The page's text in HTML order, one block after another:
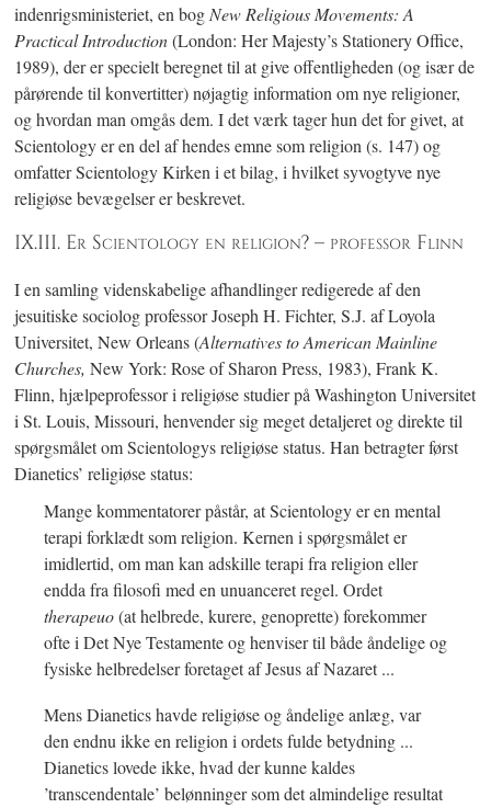
indenrigsministeriet, en bog New Religious Movements: A
Practical Introduction(London: Her Majesty’s Stationery Office,
1989), der er specielt beregnet til at give offentligheden (og især de
pårørende til konvertitter) nøjagtig information om nye religioner,
og hvordan man omgås dem. I det værk tager hun det for givet, at
Scientology er en del af hendes emne som religion (s. 147)og
omfatter Scientology Kirken i et bilag, i hvilket syvogtyve nye
religiøse bevægelser er beskrevet.
IX.III. Er Scientology en religion? – professor Flinn
I en samling videnskabelige afhandlinger redigerede af den
jesuitiske sociolog professor Joseph H. Fichter, S.J. af Loyola
Universitet, New Orleans (Alternatives to American Mainline
Churches, New York: Rose of Sharon Press, 1983), Frank K.
Flinn, hjælpeprofessor i religiøse studier på Washington Universitet
i St. Louis, Missouri, henvender sig meget detaljeret og direkte til
spørgsmålet om Scientologys religiøse status. Han betragter først
Dianetics’ religiøse status:
Mange kommentatorer påstår, at Scientology er en mental
terapi forklædt som religion. Kernen i spørgsmålet er
imidlertid, om man kan adskille terapi fra religion eller
endda fra filosofi med en unuanceret regel. Ordet
therapeuo(at helbrede, kurere, genoprette) forekommer
ofte i Det Nye Testamente og henviser til både åndelige og
fysiske helbredelser foretaget af Jesus af Nazaret ...
Mens Dianetics havde religiøse og åndelige anlæg, var
den endnu ikke en religion i ordets fulde betydning ...
Dianetics lovede ikke, hvad der kunne kaldes
’transcendentale’ belønninger som det almindelige resultat